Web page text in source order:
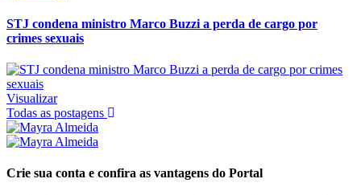
STJ condena ministro Marco Buzzi a perda de cargo por
crimes sexuais
Visualizar
Todas as postagens
Crie sua conta e confira as vantagens do Portal